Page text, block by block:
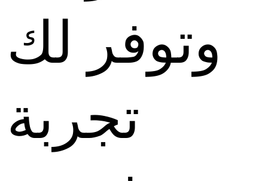
وتوفر لك
تجربة